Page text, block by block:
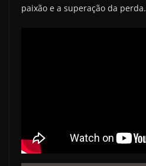
paixão e a superação da perda.